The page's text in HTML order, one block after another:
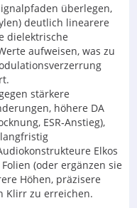
überlegen,
deutlich linearere
dielektrische
aufweisen, was zu
stärkere
höhere DA
ESR‑Anstieg),
Elkos
(oder ergänzen sie
Höhen, präzisere
Klirr zu erreichen.